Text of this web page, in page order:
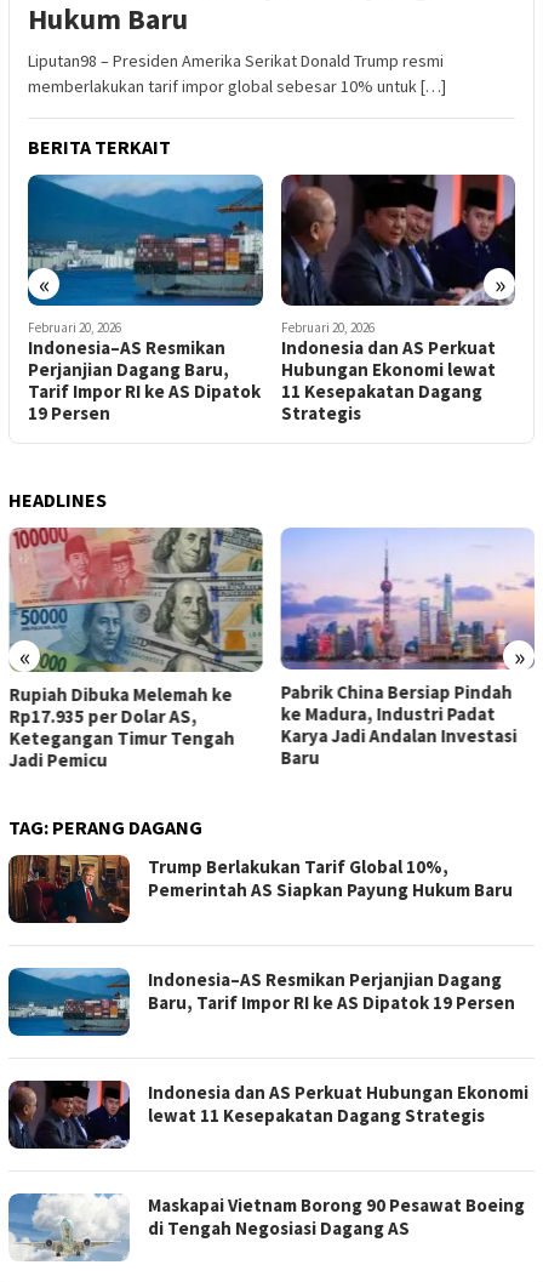
Hukum Baru
Liputan98 – Presiden Amerika Serikat Donald Trump resmi
memberlakukan tarif impor global sebesar 10% untuk […]
BERITA TERKAIT
« »
Februari 20, 2026
Indonesia dan AS Perkuat
Hubungan Ekonomi lewat
11 Kesepakatan Dagang
Strategis
Februari 19, 2026
Maskapai Vietnam Borong
90 Pesawat Boeing di
Tengah Negosiasi Dagang
AS
HEADLINES
« »
Pabrik China Bersiap Pindah
ke Madura, Industri Padat
Karya Jadi Andalan Investasi
Baru
Prabowo Soroti Distorsi
Ekonomi, Nilai Tata Niaga
Sawit Perlu Terus Dibenahi
TAG: PERANG DAGANG
Trump Berlakukan Tarif Global 10%,
Pemerintah AS Siapkan Payung Hukum Baru
Indonesia–AS Resmikan Perjanjian Dagang
Baru, Tarif Impor RI ke AS Dipatok 19 Persen
Indonesia dan AS Perkuat Hubungan Ekonomi
lewat 11 Kesepakatan Dagang Strategis
Maskapai Vietnam Borong 90 Pesawat Boeing
di Tengah Negosiasi Dagang AS